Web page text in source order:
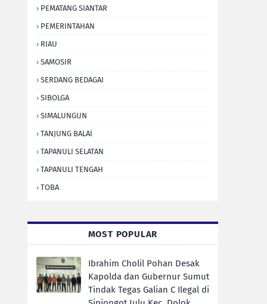
PEMATANG SIANTAR
PEMERINTAHAN
RIAU
SAMOSIR
SERDANG BEDAGAI
SIBOLGA
SIMALUNGUN
TANJUNG BALAI
TAPANULI SELATAN
TAPANULI TENGAH
TOBA
MOST POPULAR
Ibrahim Cholil Pohan Desak
Kapolda dan Gubernur Sumut
Tindak Tegas Galian C Ilegal di